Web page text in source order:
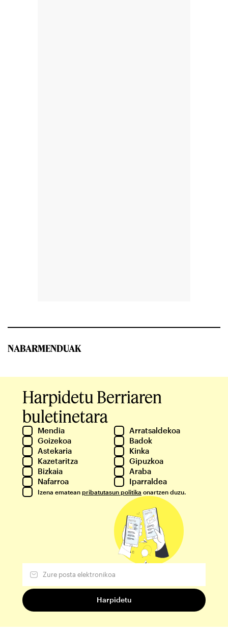
NABARMENDUAK
Harpidetu Berriaren
buletinetara
Mendia
Arratsaldekoa
Goizekoa
Badok
Astekaria
Kinka
Kazetaritza
Gipuzkoa
Bizkaia
Araba
Nafarroa
Iparraldea
Izena ematean pribatutasun politika onartzen duzu.